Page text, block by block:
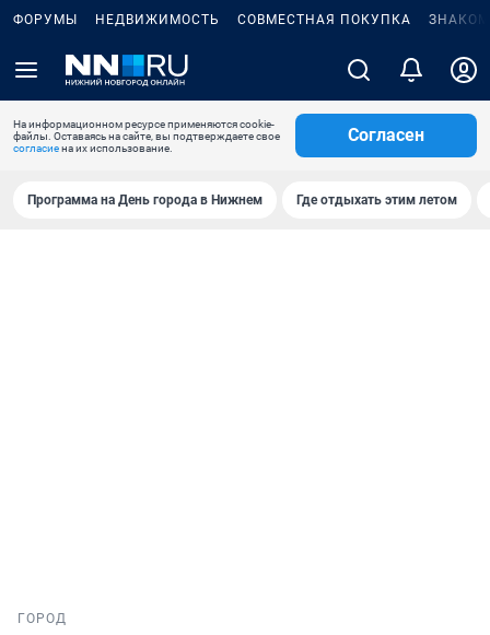
ФОРУМЫ НЕДВИЖИМОСТЬ СОВМЕСТНАЯ ПОКУПКА
На информационном ресурсе применяются cookie-
файлы. Оставаясь на сайте, вы подтверждаете свое
согласиена их использование.
Согласен
Программа на День города в Нижнем Где отдыхать этим летом
ГОРОД